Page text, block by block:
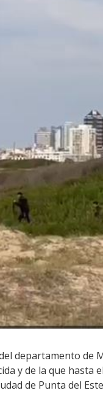
departamento de
y de la que
de Punta del